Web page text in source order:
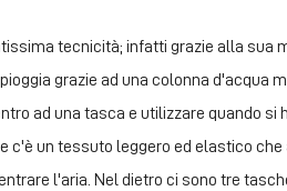
tecnicità; infatti grazie alla
grazie ad una colonna
ad una tasca e utilizzare quando
un tessuto leggero ed elastico
l'aria. Nel dietro ci sono tre